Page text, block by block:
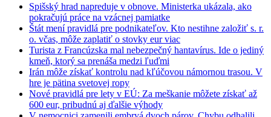
Spišský hrad napreduje v obnove. Ministerka ukázala, ako
pokračujú práce na vzácnej pamiatke
Štát mení pravidlá pre podnikateľov. Kto nestihne založiť s. r.
o. včas, môže zaplatiť o stovky eur viac
Turista z Francúzska mal nebezpečný hantavírus. Ide o jediný
kmeň, ktorý sa prenáša medzi ľuďmi
Irán môže získať kontrolu nad kľúčovou námornou trasou. V
hre je pätina svetovej ropy
Nové pravidlá pre lety v EÚ: Za meškanie môžete získať až
600 eur, pribudnú aj ďalšie výhody